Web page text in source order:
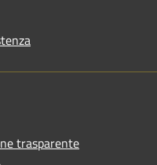
trasparente